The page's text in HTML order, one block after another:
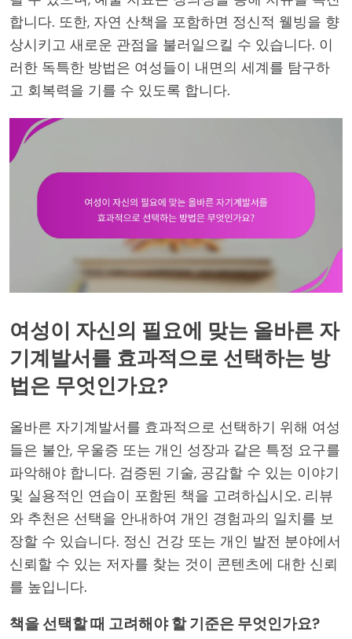
합니다. 또한, 자연 산책을 포함하면 정신적 웰빙을 향
상시키고 새로운 관점을 불러일으킬 수 있습니다. 이
러한 독특한 방법은 여성들이 내면의 세계를 탐구하
고 회복력을 기를 수 있도록 합니다.
여성이 자신의 필요에 맞는 올바른 자
기계발서를 효과적으로 선택하는 방
법은 무엇인가요?
올바른 자기계발서를 효과적으로 선택하기 위해 여성
들은 불안, 우울증 또는 개인 성장과 같은 특정 요구를
파악해야 합니다. 검증된 기술, 공감할 수 있는 이야기
및 실용적인 연습이 포함된 책을 고려하십시오. 리뷰
와 추천은 선택을 안내하여 개인 경험과의 일치를 보
장할 수 있습니다. 정신 건강 또는 개인 발전 분야에서
신뢰할 수 있는 저자를 찾는 것이 콘텐츠에 대한 신뢰
를 높입니다.
책을 선택할 때 고려해야 할 기준은 무엇인가요?